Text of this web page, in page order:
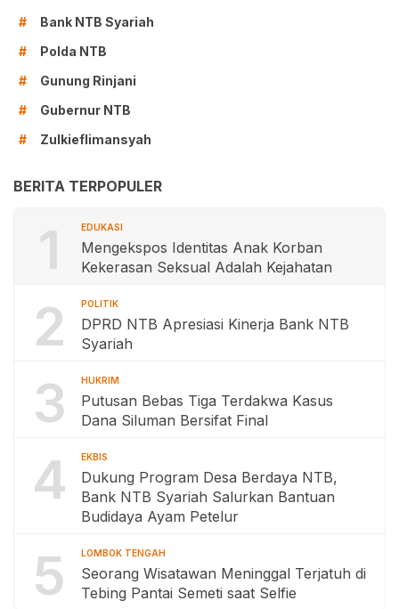
#
Bank NTB Syariah
#
Polda NTB
#
Gunung Rinjani
#
Gubernur NTB
#
Zulkieflimansyah
BERITA TERPOPULER
1 EDUKASI
Mengekspos Identitas Anak Korban
Kekerasan Seksual Adalah Kejahatan
2 POLITIK
DPRD NTB Apresiasi Kinerja Bank NTB
Syariah
3 HUKRIM
Putusan Bebas Tiga Terdakwa Kasus
Dana Siluman Bersifat Final
4 EKBIS
Dukung Program Desa Berdaya NTB,
Bank NTB Syariah Salurkan Bantuan
Budidaya Ayam Petelur
5 LOMBOK TENGAH
Seorang Wisatawan Meninggal Terjatuh di
Tebing Pantai Semeti saat Selfie